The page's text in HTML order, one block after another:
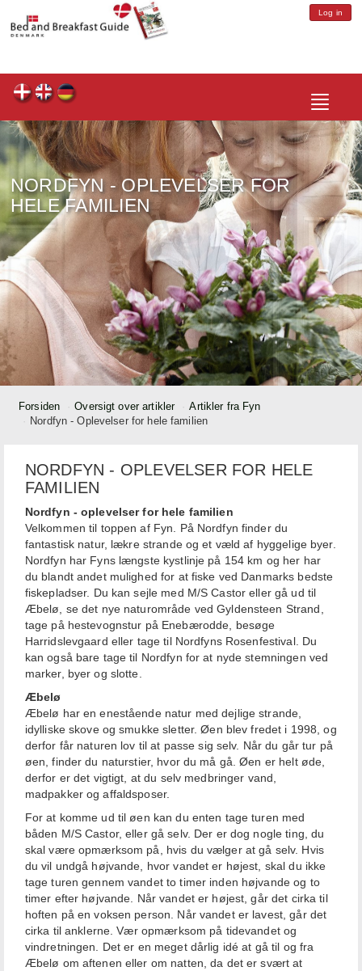
Log in
Toggle
NORDFYN - OPLEVELSER FOR
HELE FAMILIEN
Forsiden Oversigt over artikler
Artikler fra Fyn
Nordfyn - Oplevelser for hele familien
NORDFYN - OPLEVELSER FOR HELE
FAMILIEN
Nordfyn - oplevelser for hele familien
Velkommen til toppen af Fyn. På Nordfyn finder du
fantastisk natur, lækre strande og et væld af hyggelige byer.
Nordfyn har Fyns længste kystlinje på 154 km og her har
du blandt andet mulighed for at fiske ved Danmarks bedste
fiskepladser. Du kan sejle med M/S Castor eller gå ud til
Æbelø, se det nye naturområde ved Gyldensteen Strand,
tage på hestevognstur på Enebærodde, besøge
Harridslevgaard eller tage til Nordfyns Rosenfestival. Du
kan også bare tage til Nordfyn for at nyde stemningen ved
marker, byer og slotte.
Æbelø
Æbelø har en enestående natur med dejlige strande,
idylliske skove og smukke sletter. Øen blev fredet i 1998, og
derfor får naturen lov til at passe sig selv. Når du går tur på
øen, finder du naturstier, hvor du må gå. Øen er helt øde,
derfor er det vigtigt, at du selv medbringer vand,
madpakker og affaldsposer.
For at komme ud til øen kan du enten tage turen med
båden M/S Castor, eller gå selv. Der er dog nogle ting, du
skal være opmærksom på, hvis du vælger at gå selv. Hvis
du vil undgå højvande, hvor vandet er højest, skal du ikke
tage turen gennem vandet to timer inden højvande og to
timer efter højvande. Når vandet er højest, går det cirka til
hoften på en voksen person. Når vandet er lavest, går det
cirka til anklerne. Vær opmærksom på tidevandet og
vindretningen. Det er en meget dårlig idé at gå til og fra
Æbelø om aftenen eller om natten, da det er svært at